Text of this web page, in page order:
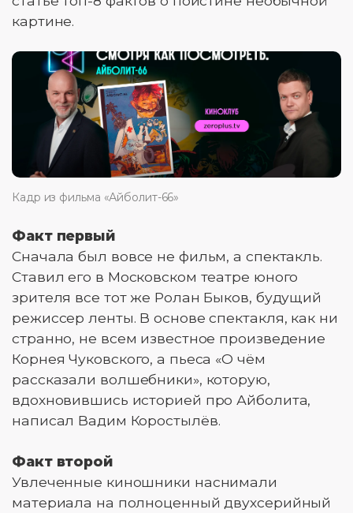
картине.
Кадр из фильма «Айболит-66»
Факт первый
Сначала был вовсе не фильм, а спектакль.
Ставил его в Московском театре юного
зрителя все тот же Ролан Быков, будущий
режиссер ленты. В основе спектакля, как ни
странно, не всем известное произведение
Корнея Чуковского, а пьеса «О чём
рассказали волшебники», которую,
вдохновившись историей про Айболита,
написал Вадим Коростылёв.
Факт второй
Увлеченные киношники наснимали
материала на полноценный двухсерийный